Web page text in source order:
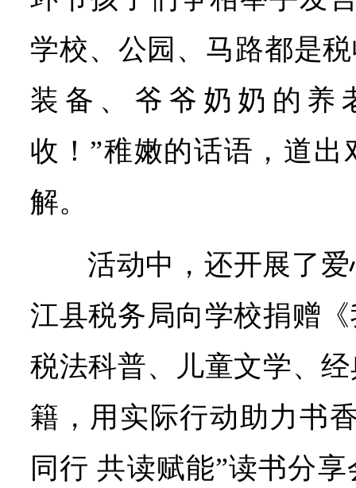
学校、公园、马路都是
装备、爷爷奶奶的养
收！”稚嫩的话语，道
解。
活动中，还开展了
江县税务局向学校捐赠
税法科普、儿童文学、
籍，用实际行动助力书
同行 共读赋能”读书分